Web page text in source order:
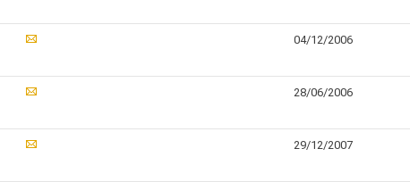
04/12/2006
28/06/2006
29/12/2007